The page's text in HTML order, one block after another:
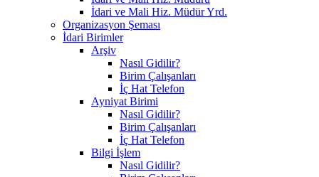
İdari ve Mali Hiz. Müdür Yrd.
Organizasyon Şeması
İdari Birimler
Arşiv
Nasıl Gidilir?
Birim Çalışanları
İç Hat Telefon
Ayniyat Birimi
Nasıl Gidilir?
Birim Çalışanları
İç Hat Telefon
Bilgi İşlem
Nasıl Gidilir?